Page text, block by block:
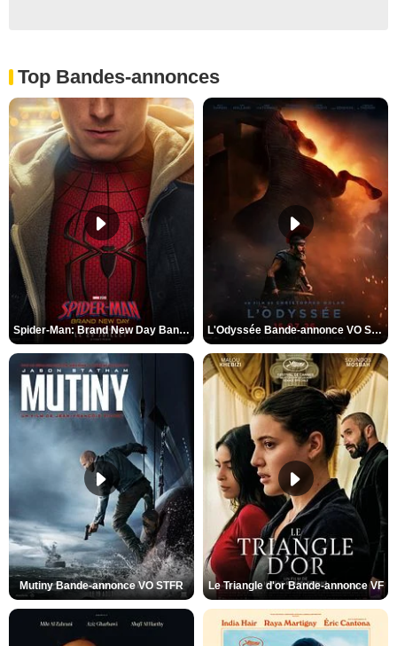
Top Bandes-annonces
Spider-Man: Brand New Day Bande-annonce VO STFR L'Odyssée Bande-annonce VO STFR
Mutiny Bande-annonce VO STFR Le Triangle d'or Bande-annonce VF